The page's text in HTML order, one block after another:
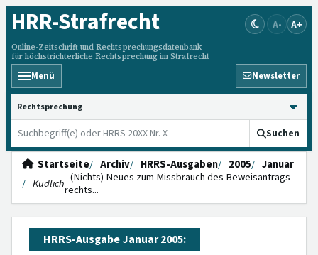
HRR-Strafrecht
Online-Zeitschrift und Rechtsprechungsdatenbank
für höchstrichterliche Rechtsprechung im Strafrecht
A- A+
Menü Newsletter
HRRS durchsuchen
Suchen
Startseite Archiv HRRS-Ausgaben 2005
Januar
Kudlich- (Nichts) Neues zum Miss­brauch des Be­weisantrags­
rechts...
HRRS-Ausgabe Januar 2005: